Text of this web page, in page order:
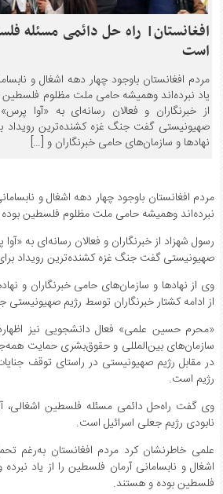
افغانستان| راه حل دائمی مسئله
است
مردم افغانستان باوجود چهار دهه اشغال و
یاد نبرده‌اند وهمیشه حامی ملت مظلوم
از خبرنگاران و فعالان رسانه‌ای به «آوا
صهیونیستی گفت جنگ غزه کشنده‌ترین رویداد
نهادها و سازمان‌های حامی خبرنگاران و […]
مردم افغانستان باوجود چهار دهه اشغال و
نبرده‌اند وهمیشه حامی ملت مظلوم فلسطین
رسول شهزاد از خبرنگاران و فعالان رسانه‌ای به
صهیونیستی گفت جنگ غزه کشنده‌ترین رویداد
وی از نهادها و سازمان‌های حامی خبرنگاران و
از ادامه کشتار خبرنگاران توسط رژیم صهیونیستی
«محرم حسین علمی» فعال دانشجویی نیز
سازمان‌های بین‌المللی و حقوق‌بشری حمایت
در مقابل رژیم صهیونیستی در راستای توقف
رژیم است.
وی گفت راه‌حل دائمی مسئله فلسطین
نابودی رژیم جعلی اسرائیل است.
علمی خاطرنشان کرد مردم افغانستان به‌رغم
اشغال و نابسامانی آرمان فلسطین را از یاد
فلسطین بوده و هستند.